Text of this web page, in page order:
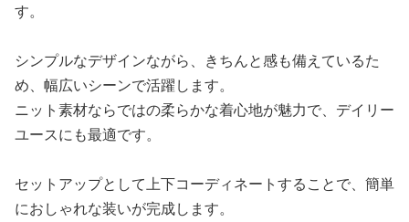
す。
シンプルなデザインながら、きちんと感も備えているた
め、幅広いシーンで活躍します。
ニット素材ならではの柔らかな着心地が魅力で、デイリー
ユースにも最適です。
セットアップとして上下コーディネートすることで、簡単
におしゃれな装いが完成します。